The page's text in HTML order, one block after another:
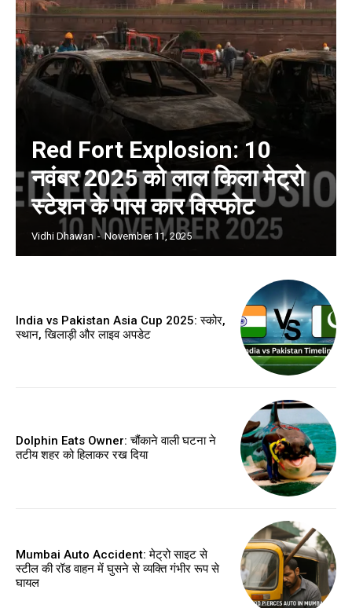
Red Fort Explosion: 10
नवंबर 2025 को लाल किला मेट्रो
स्टेशन के पास कार विस्फोट
Vidhi Dhawan - November 11, 2025
India vs Pakistan Asia Cup 2025: स्कोर,
स्थान, खिलाड़ी और लाइव अपडेट
Dolphin Eats Owner: चौंकाने वाली घटना ने
तटीय शहर को हिलाकर रख दिया
Mumbai Auto Accident: मेट्रो साइट से
स्टील की रॉड वाहन में घुसने से व्यक्ति गंभीर रूप से
घायल